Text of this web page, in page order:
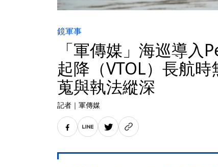
鏡軍事
「軍傳媒」海巡導
起降（VTOL）長航
蒐與執法縱深
記者 ｜ 軍傳媒